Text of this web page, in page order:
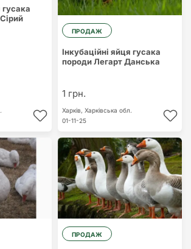
гусака
ПРОДАЖ
Інкубаційні яйця гусака
породи Легарт Данська
1 грн.
Харків, Харківська обл.
01-11-25
ПРОДАЖ